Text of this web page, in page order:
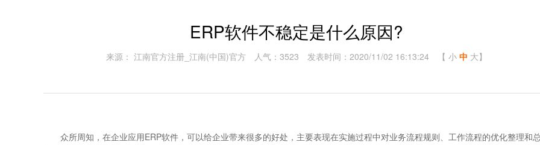
ERP软件不稳定是什么原因?
来源： 江南官方注册_江南(中国)官方 人气：3523 发表时间：2020/11/02 16:13:24 【 小 中 大】
众所周知，在企业应用ERP软件，可以给企业带来很多的好处，主要表现在实施过程中对业务流程规则、工作流程的优化整理和总